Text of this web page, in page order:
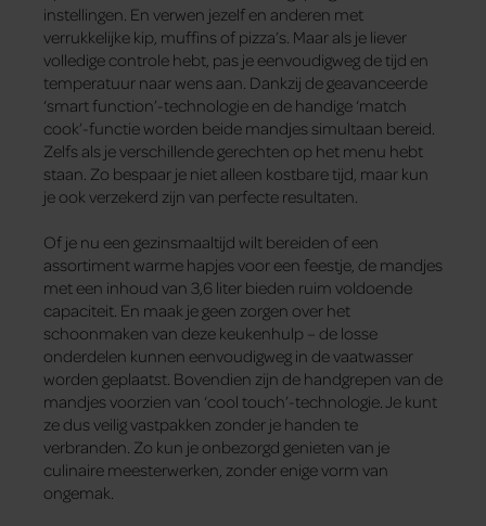
instellingen. En verwen jezelf en anderen met
verrukkelijke kip, muffins of pizza’s. Maar als je liever
volledige controle hebt, pas je eenvoudigweg de tijd en
temperatuur naar wens aan. Dankzij de geavanceerde
‘smart function’-technologie en de handige ‘match
cook’-functie worden beide mandjes simultaan bereid.
Zelfs als je verschillende gerechten op het menu hebt
staan. Zo bespaar je niet alleen kostbare tijd, maar kun
je ook verzekerd zijn van perfecte resultaten.
Of je nu een gezinsmaaltijd wilt bereiden of een
assortiment warme hapjes voor een feestje, de mandjes
met een inhoud van 3,6 liter bieden ruim voldoende
capaciteit. En maak je geen zorgen over het
schoonmaken van deze keukenhulp – de losse
onderdelen kunnen eenvoudigweg in de vaatwasser
worden geplaatst. Bovendien zijn de handgrepen van de
mandjes voorzien van ‘cool touch’-technologie. Je kunt
ze dus veilig vastpakken zonder je handen te
verbranden. Zo kun je onbezorgd genieten van je
culinaire meesterwerken, zonder enige vorm van
ongemak.